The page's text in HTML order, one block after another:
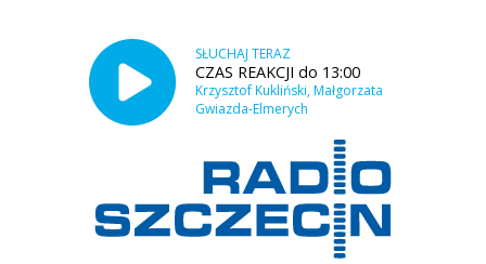
SŁUCHAJ TERAZ
CZAS REAKCJI do 13:00
Krzysztof Kukliński, Małgorzata
Gwiazda-Elmerych